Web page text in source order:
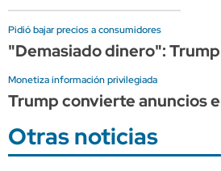
Pidió bajar precios a consumidores
"Demasiado dinero":
Monetiza información privilegiada
Trump convierte anuncios
Otras noticias